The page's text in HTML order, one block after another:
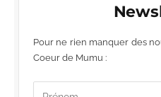
Pour ne rien manquer des
Coeur de Mumu :